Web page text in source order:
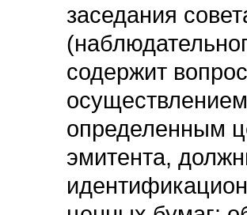
заседания
содержит
определенным
эмитента,